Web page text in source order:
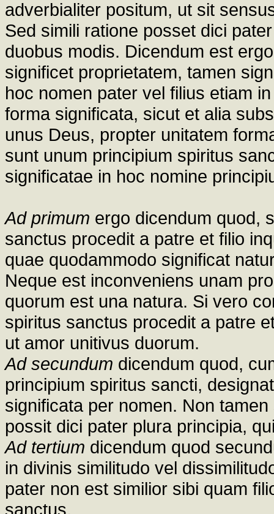
adverbialiter positum, ut sit
Sed simili ratione posset dici
duobus modis. Dicendum est
significet proprietatem, tamen
hoc nomen pater vel filius etiam
forma significata, sicut et alia
unus Deus, propter unitatem
sunt unum principium spiritus
significatae in hoc nomine
Ad primum ergo dicendum quod,
sanctus procedit a patre et filio
quae quodammodo significat
Neque est inconveniens unam
quorum est una natura. Si vero
spiritus sanctus procedit a patre
ut amor unitivus duorum.
Ad secundum dicendum quod,
principium spiritus sancti,
significata per nomen. Non
possit dici pater plura principia,
Ad tertium dicendum quod
in divinis similitudo vel
pater non est similior sibi quam
sanctus.